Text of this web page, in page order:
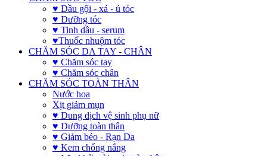
♥ Dầu gội - xả - ủ tóc
♥ Dưỡng tóc
♥ Tinh dầu - serum
♥Thuốc nhuộm tóc
CHĂM SÓC DA TAY - CHÂN
♥ Chăm sóc tay
♥ Chăm sóc chân
CHĂM SÓC TOÀN THÂN
Nước hoa
Xịt giảm mụn
♥ Dung dịch vệ sinh phụ nữ
♥ Dưỡng toàn thân
♥ Giảm béo - Rạn Da
♥ Kem chống nắng